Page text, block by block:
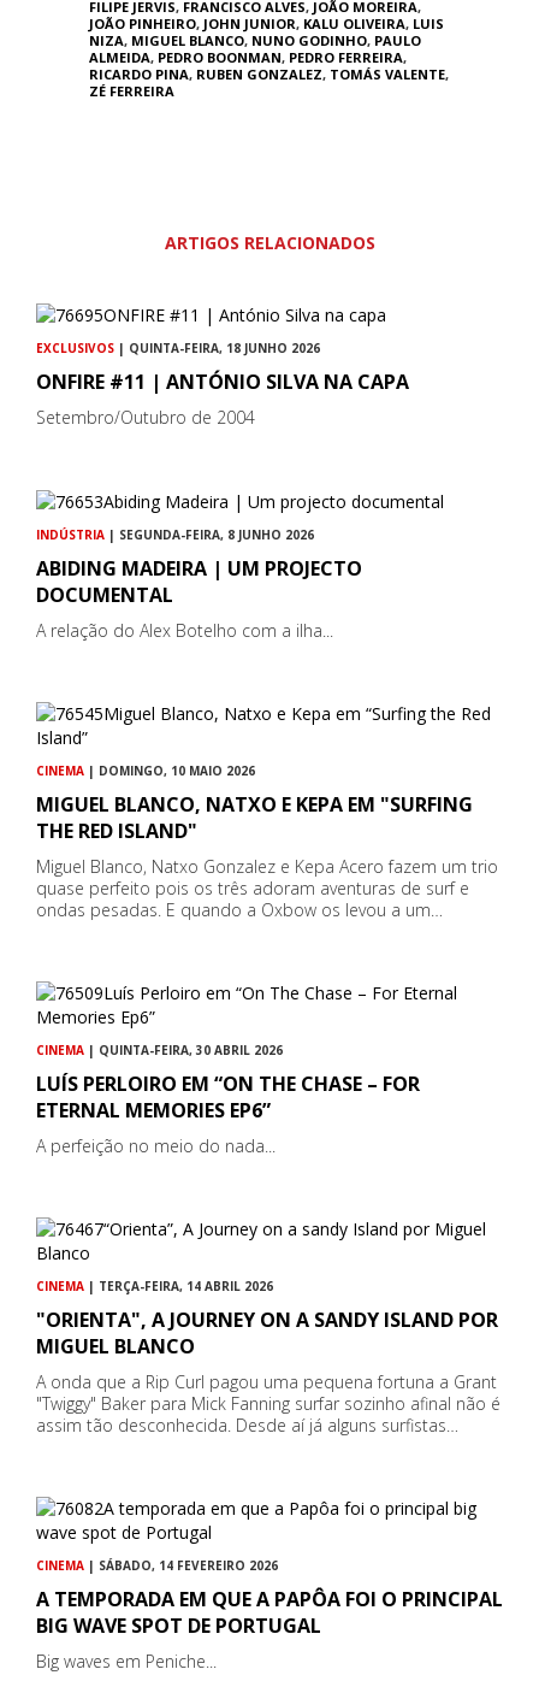
FILIPE JERVIS, FRANCISCO ALVES, JOÃO MOREIRA,
JOÃO PINHEIRO, JOHN JUNIOR, KALU OLIVEIRA, LUIS
NIZA, MIGUEL BLANCO, NUNO GODINHO, PAULO
ALMEIDA, PEDRO BOONMAN, PEDRO FERREIRA,
RICARDO PINA, RUBEN GONZALEZ, TOMÁS VALENTE,
ZÉ FERREIRA
ARTIGOS RELACIONADOS
EXCLUSIVOS | QUINTA-FEIRA, 18 JUNHO 2026
ONFIRE #11 | ANTÓNIO SILVA NA CAPA
Setembro/Outubro de 2004
INDÚSTRIA | SEGUNDA-FEIRA, 8 JUNHO 2026
ABIDING MADEIRA | UM PROJECTO
DOCUMENTAL
A relação do Alex Botelho com a ilha...
CINEMA | DOMINGO, 10 MAIO 2026
MIGUEL BLANCO, NATXO E KEPA EM "SURFING
THE RED ISLAND"
Miguel Blanco, Natxo Gonzalez e Kepa Acero fazem um trio
quase perfeito pois os três adoram aventuras de surf e
ondas pesadas. E quando a Oxbow os levou a um…
CINEMA | QUINTA-FEIRA, 30 ABRIL 2026
LUÍS PERLOIRO EM “ON THE CHASE – FOR
ETERNAL MEMORIES EP6”
A perfeição no meio do nada...
CINEMA | TERÇA-FEIRA, 14 ABRIL 2026
"ORIENTA", A JOURNEY ON A SANDY ISLAND POR
MIGUEL BLANCO
A onda que a Rip Curl pagou uma pequena fortuna a Grant
"Twiggy" Baker para Mick Fanning surfar sozinho afinal não é
assim tão desconhecida. Desde aí já alguns surfistas…
CINEMA | SÁBADO, 14 FEVEREIRO 2026
A TEMPORADA EM QUE A PAPÔA FOI O PRINCIPAL
BIG WAVE SPOT DE PORTUGAL
Big waves em Peniche...